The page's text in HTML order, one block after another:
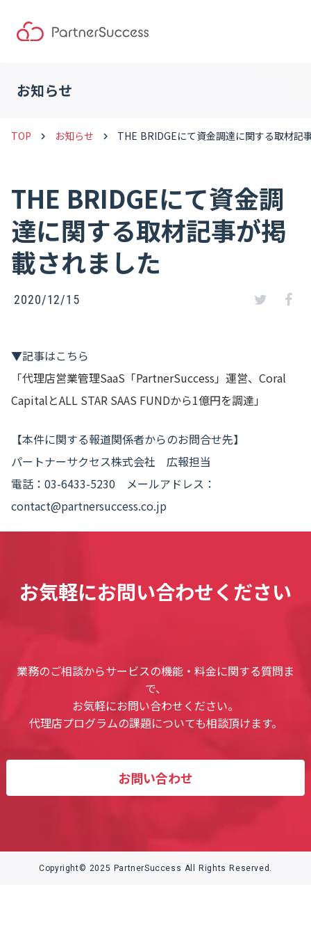
お知らせ
TOP keyboard_arrow_right お知らせ keyboard_arrow_right THE BRIDGEにて資金調達に関する取材記
THE BRIDGEにて資金調
達に関する取材記事が掲
載されました
2020/12/15
▼記事はこちら
「代理店営業管理SaaS「PartnerSuccess」運営、Coral
CapitalとALL STAR SAAS FUNDから1億円を調達」
【本件に関する報道関係者からのお問合せ先】
パートナーサクセス株式会社 広報担当
電話：03-6433-5230 メールアドレス：
contact@partnersuccess.co.jp
お気軽にお問い合わせください
業務のご相談からサービスの機能・料金に関する質問ま
で、
お気軽にお問い合わせください。
代理店プログラムの課題についても相談頂けます。
お問い合わせ
Copyright© 2025 PartnerSuccess All Rights Reserved.